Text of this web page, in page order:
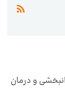
و درمان